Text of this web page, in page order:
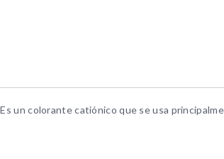
un colorante catiónico que se usa